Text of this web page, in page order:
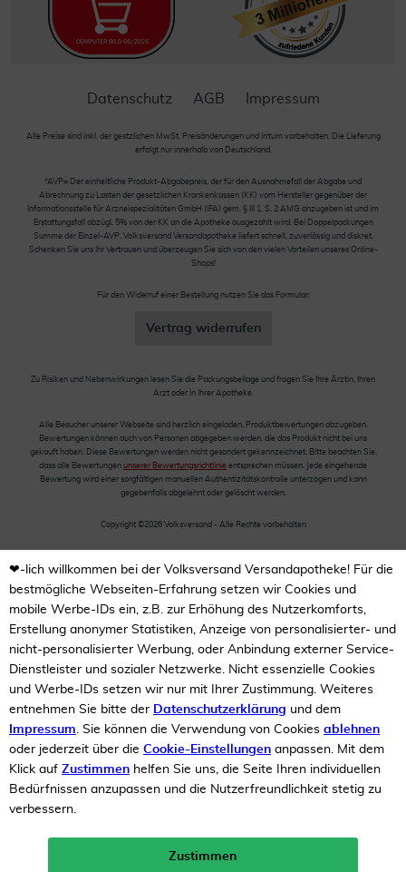
Neukunden-Rabatt ab 49€!
Datenschutz AGB Impressum
Alle Preise sind inkl. der gestzlichen MwSt. Preisänderungen und Irrtum vorbehalten. Die Lieferung
erfolgt nur innerhalb von Deutschland.
*AVP= Der einheitliche Produkt-Abgabepreis, der für den Ausnahmefall der Abgabe und
Abrechnung zu Lasten der gesetzlichen Krankenkassen (KK) vom Hersteller gegenüber der
Informationsstelle für Arzneispezialitäten GmbH (IFA) gem. § III 1, S. 2 AMG anzugeben ist und im
Erstattungsfall abzügl. 5% von der KK an die Apotheke ausgezahlt wird. Bei Doppelpackungen
Summe der Einzel-AVP. Volksversand Versandapotheke liefert schnell, zuverlässig und diskret.
Schenken Sie uns Ihr Vertrauen und überzeugen Sie sich von den vielen Vorteilen unseres Online-
Shops!
Für den Widerruf einer Bestellung nutzen Sie das Formular:
Vertrag widerrufen
Zu Risiken und Nebenwirkungen lesen Sie die Packungsbeilage und fragen Sie Ihre Ärztin, Ihren
Arzt oder in Ihrer Apotheke.
Alle Besucher unserer Webseite sind herzlich eingeladen, Produktbewertungen abzugeben.
Bewertungen können auch von Personen abgegeben werden, die das Produkt nicht bei uns
gekauft haben. Diese Bewertungen werden nicht gesondert gekennzeichnet. Bitte beachten Sie,
dass alle Bewertungen unserer Bewertungsrichtlinie entsprechen müssen. Jede eingehende
Bewertung wird einer sorgfältigen manuellen Authentizitätskontrolle unterzogen und kann
gegebenfalls abgelehnt oder gelöscht werden.
Copyright ©2026 Volksversand - Alle Rechte vorbehalten
❤-lich willkommen bei der Volksversand Versandapotheke! Für die
bestmögliche Webseiten-Erfahrung setzen wir Cookies und
mobile Werbe-IDs ein, z.B. zur Erhöhung des Nutzerkomforts,
Erstellung anonymer Statistiken, Anzeige von personalisierter- und
nicht-personalisierter Werbung, oder Anbindung externer Service-
Dienstleister und sozialer Netzwerke. Nicht essenzielle Cookies
und Werbe-IDs setzen wir nur mit Ihrer Zustimmung. Weiteres
entnehmen Sie bitte der Datenschutzerklärung und dem
Impressum. Sie können die Verwendung von Cookies ablehnen
oder jederzeit über die Cookie-Einstellungen anpassen. Mit dem
Klick auf Zustimmen helfen Sie uns, die Seite Ihren individuellen
Bedürfnissen anzupassen und die Nutzerfreundlichkeit stetig zu
verbessern.
Zustimmen